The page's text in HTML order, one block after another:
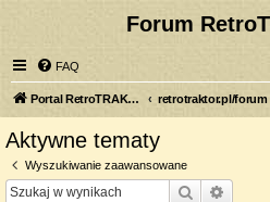
Forum
FAQ
Portal RetroTRAKTOR.pl retrotraktor.pl/forum
Aktywne tematy
Wyszukiwanie zaawansowane
Szukaj